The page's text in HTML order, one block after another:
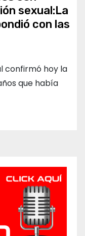
sexual:La
con las
confirmó hoy la
que había